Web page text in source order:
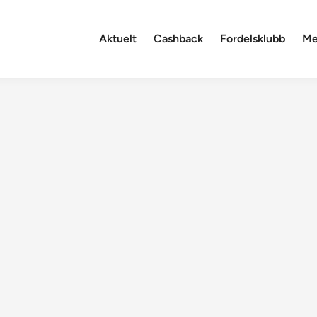
Aktuelt Cashback Fordelsklubb